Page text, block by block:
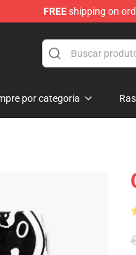
FREEshipping on
por categoria